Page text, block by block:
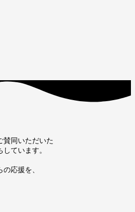
賛同いただいた
ています。
応援を、